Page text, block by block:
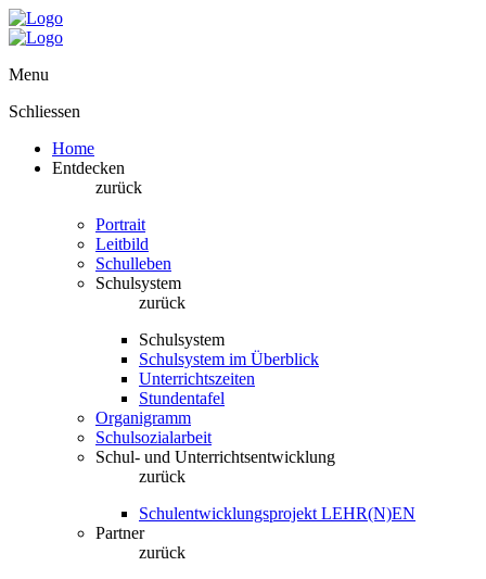
Menu
Schliessen
Home
Entdecken
zurück
Portrait
Leitbild
Schulleben
Schulsystem
zurück
Schulsystem
Schulsystem im Überblick
Unterrichtszeiten
Stundentafel
Organigramm
Schulsozialarbeit
Schul- und Unterrichtsentwicklung
zurück
Schulentwicklungsprojekt LEHR(N)EN
Partner
zurück